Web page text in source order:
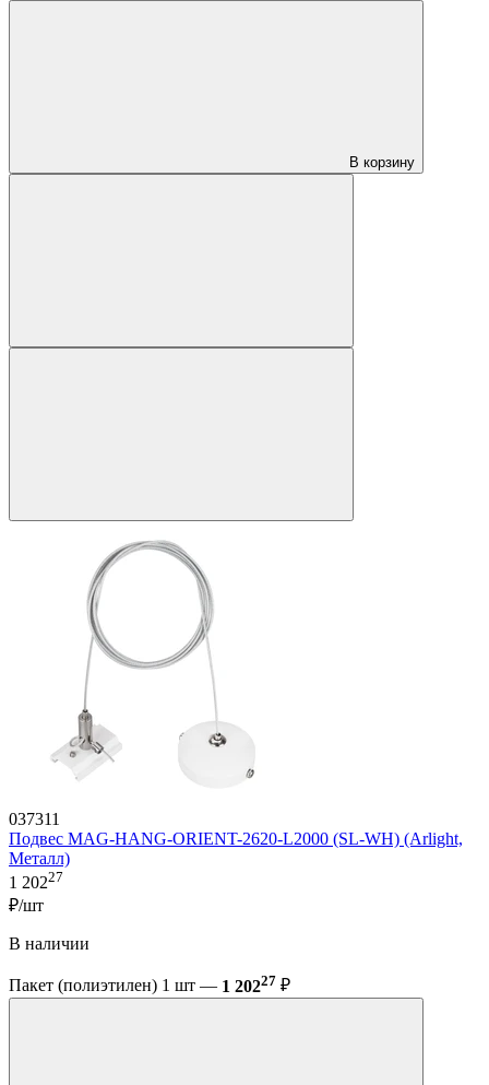
В корзину
037311
Подвес MAG-HANG-ORIENT-2620-L2000 (SL-WH) (Arlight,
Металл)
1 20227
₽/шт
В наличии
Пакет (полиэтилен) 1 шт — 1 20227 ₽